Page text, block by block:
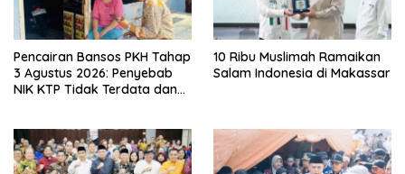
Pencairan Bansos PKH Tahap
3 Agustus 2026: Penyebab
NIK KTP Tidak Terdata dan
10 Ribu Muslimah Ramaikan
Salam Indonesia di Makassar